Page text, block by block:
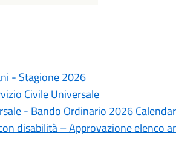
- Stagione 2026
Civile Universale
- Bando Ordinario 2026
disabilità – Approvazione elenco